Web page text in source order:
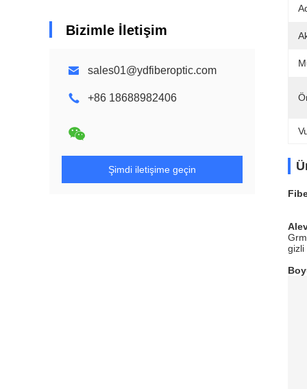
Bizimle İletişim
sales01@ydfiberoptic.com
+86 18688982406
Şimdi iletişime geçin
gizli